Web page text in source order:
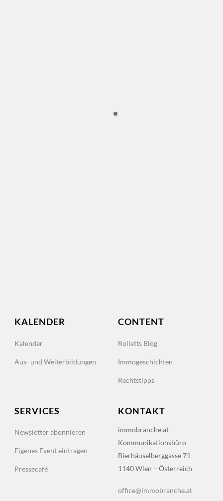
KALENDER
Kalender
Aus- und Weiterbildungen
CONTENT
Rolletts Blog
Immogeschichten
Rechtstipps
SERVICES
Newsletter abonnieren
Eigenes Event eintragen
Pressecafé
KONTAKT
immobranche.at
Kommunikationsbüro
Bierhäuselberggasse 71
1140 Wien – Österreich
office@immobranche.at